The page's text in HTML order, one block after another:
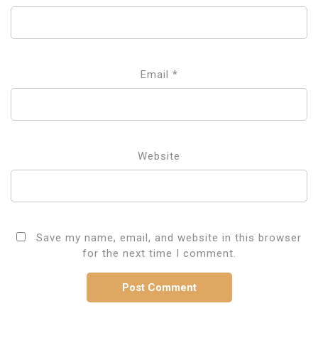
Email *
Website
Save my name, email, and website in this browser
for the next time I comment.